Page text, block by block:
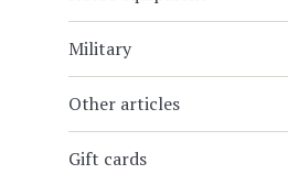
Military
Other articles
Gift cards